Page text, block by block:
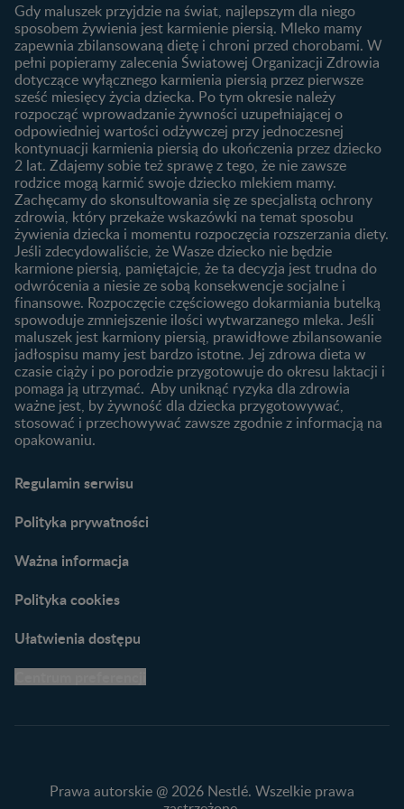
Produkty
Wyszukiwarka produktów
Nasze marki
Jak zaplanować płeć
dziecka?
Jak rozpoznać dni płodne?
Badania przed ciążą
Planowanie urlopu
macierzyńskiego
2. trymestr ciąży
3. trymestr ciąży
Rozwój dziecka
Kalendarz rozwoju dziecka
Skoki rozwojowe
Ząbkowanie u niemowląt
Żywienie dziecka
10 sposobów jak poprawić
laktację
Jakie mleko następne
wybrać dla dziecka?
Jak rozszerzać dietę
niemowlaka?
Przydatne materiały dla
rodziców
Poradniki dla rodziców
Karty do zdjęć dla
Maluszka
Materiały do pobrania
Narzędzia dla rodziców
praktyczne wskazówki
Gdy maluszek przyjdzie na świat, najlepszym dla niego
sposobem żywienia jest karmienie piersią. Mleko mamy
zapewnia zbilansowaną dietę i chroni przed chorobami. W
pełni popieramy zalecenia Światowej Organizacji Zdrowia
dotyczące wyłącznego karmienia piersią przez pierwsze
sześć miesięcy życia dziecka. Po tym okresie należy
rozpocząć wprowadzanie żywności uzupełniającej o
odpowiedniej wartości odżywczej przy jednoczesnej
kontynuacji karmienia piersią do ukończenia przez dziecko
2 lat. Zdajemy sobie też sprawę z tego, że nie zawsze
rodzice mogą karmić swoje dziecko mlekiem mamy.
Zachęcamy do skonsultowania się ze specjalistą ochrony
zdrowia, który przekaże wskazówki na temat sposobu
żywienia dziecka i momentu rozpoczęcia rozszerzania diety.
Jeśli zdecydowaliście, że Wasze dziecko nie będzie
karmione piersią, pamiętajcie, że ta decyzja jest trudna do
odwrócenia a niesie ze sobą konsekwencje socjalne i
finansowe. Rozpoczęcie częściowego dokarmiania butelką
spowoduje zmniejszenie ilości wytwarzanego mleka. Jeśli
maluszek jest karmiony piersią, prawidłowe zbilansowanie
jadłospisu mamy jest bardzo istotne. Jej zdrowa dieta w
czasie ciąży i po porodzie przygotowuje do okresu laktacji i
pomaga ją utrzymać. Aby uniknąć ryzyka dla zdrowia
ważne jest, by żywność dla dziecka przygotowywać,
stosować i przechowywać zawsze zgodnie z informacją na
opakowaniu.
Regulamin serwisu
Polityka prywatności
Ważna informacja
Polityka cookies
Ułatwienia dostępu
Prawa autorskie @ 2026 Nestlé. Wszelkie prawa